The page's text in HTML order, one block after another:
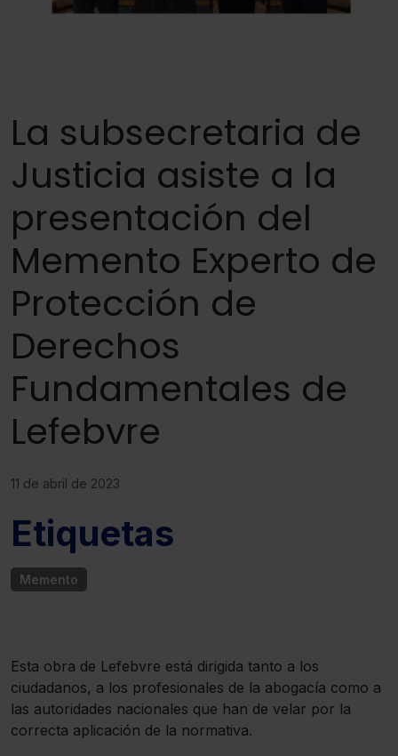
La subsecretaria de
Justicia asiste a la
presentación del
Memento Experto de
Protección de
Derechos
Fundamentales de
Lefebvre
11 de abril de 2023
Esta obra de Lefebvre está dirigida tanto a los
ciudadanos, a los profesionales de la abogacía como a
las autoridades nacionales que han de velar por la
correcta aplicación de la normativa.
Etiquetas
Memento